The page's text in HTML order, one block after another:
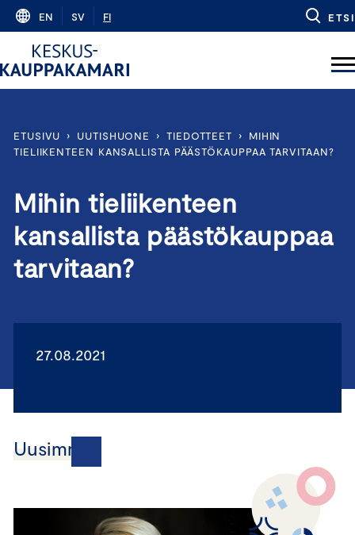
Skip
content
EN SV FI ETSI
ETUSIVU › UUTISHUONE › TIEDOTTEET ›
MIHIN
TIELIIKENTEEN KANSALLISTA PÄÄSTÖKAUPPAA TARVITAAN?
Mihin tieliikenteen
kansallista päästökauppaa
tarvitaan?
27.08.2021
Uusimmat